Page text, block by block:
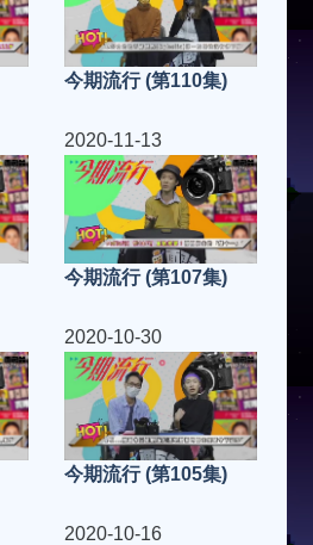
今期流行 (第110集)
2020-11-13
今期流行 (第107集)
2020-10-30
今期流行 (第105集)
2020-10-16